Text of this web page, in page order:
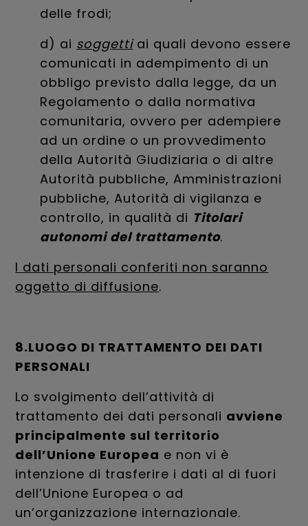
delle frodi;
d) ai soggettiai quali devono essere
comunicati in adempimento di un
obbligo previsto dalla legge, da un
Regolamento o dalla normativa
comunitaria, ovvero per adempiere
ad un ordine o un provvedimento
della Autorità Giudiziaria o di altre
Autorità pubbliche, Amministrazioni
pubbliche, Autorità di vigilanza e
controllo, in qualità di Titolari
autonomi del trattamento.
I dati personali conferiti non saranno
oggetto di diffusione.
8.LUOGO DI TRATTAMENTO DEI DATI
PERSONALI
Lo svolgimento dell’attività di
trattamento dei dati personali avviene
principalmente sul territorio
dell’Unione Europea e non vi è
intenzione di trasferire i dati al di fuori
dell’Unione Europea o ad
un’organizzazione internazionale.